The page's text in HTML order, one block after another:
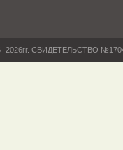
2026гг. СВИДЕТЕЛЬСТВО